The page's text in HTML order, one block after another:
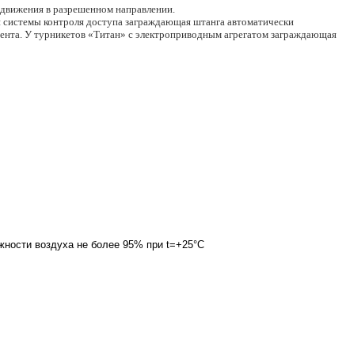
в разрешенном направлении.
контроля доступа заграждающая штанга автоматически
У турникетов «Титан» с электроприводным агрегатом заграждающая
воздуха не более 95% при t=+25°С